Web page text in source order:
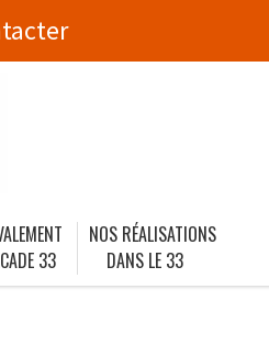
33
NOS RÉALISATIONS
DANS LE 33